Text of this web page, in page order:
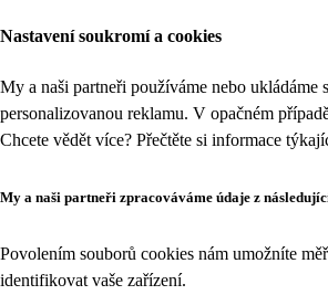
Nastavení soukromí a cookies
My a naši partneři používáme nebo
personalizovanou reklamu. V opačném
Chcete vědět více? Přečtěte si informace
My a naši partneři zpracováváme údaje z
Povolením souborů cookies nám umožníte
identifikovat vaše zařízení.